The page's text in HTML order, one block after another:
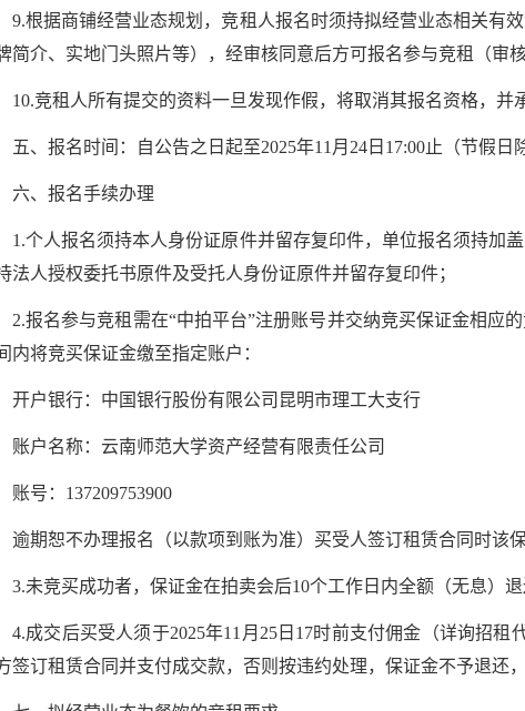
9.根据商铺经营业态规划，竞租人报名时须持拟经营业态相关有
简介、实地门头照片等），经审核同意后方可报名参与竞租（审
10.竞租人所有提交的资料一旦发现作假，将取消其报名资格，并
五、报名时间：自公告之日起至2025年11月24日17:00止（节假日
六、报名手续办理
1.个人报名须持本人身份证原件并留存复印件，单位报名须持加
法人授权委托书原件及受托人身份证原件并留存复印件；
2.报名参与竞租需在“中拍平台”注册账号并交纳竞买保证金相应
内将竞买保证金缴至指定账户：
开户银行：中国银行股份有限公司昆明市理工大支行
账户名称：云南师范大学资产经营有限责任公司
账号：137209753900
逾期恕不办理报名（以款项到账为准）买受人签订租赁合同时该
3.未竞买成功者，保证金在拍卖会后10个工作日内全额（无息）退
4.成交后买受人须于2025年11月25日17时前支付佣金（详询招
签订租赁合同并支付成交款，否则按违约处理，保证金不予退还